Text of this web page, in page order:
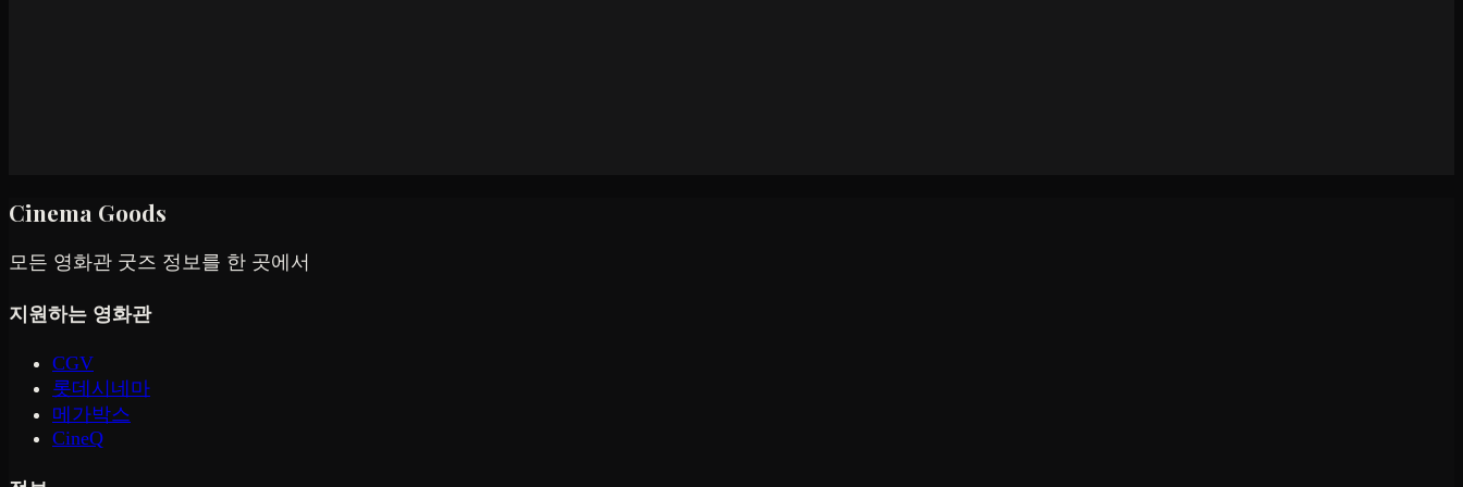
Cinema Goods
모든 영화관 굿즈 정보를 한 곳에서
지원하는 영화관
CGV
롯데시네마
메가박스
CineQ